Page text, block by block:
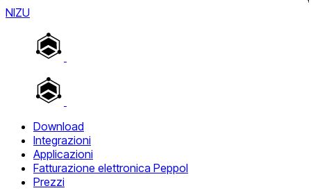
NIZU
Download
Integrazioni
Applicazioni
Fatturazione elettronica Peppol
Prezzi